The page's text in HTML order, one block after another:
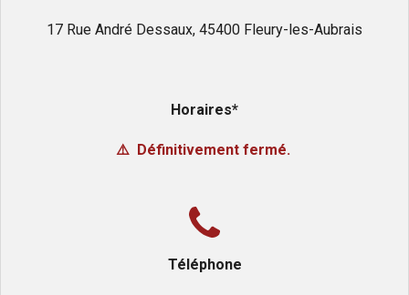
17 Rue André Dessaux, 45400 Fleury-les-Aubrais
Horaires*
⚠️ Définitivement fermé.
Téléphone